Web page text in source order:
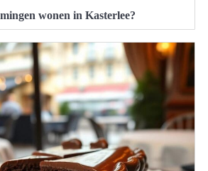
wonen in Kasterlee?